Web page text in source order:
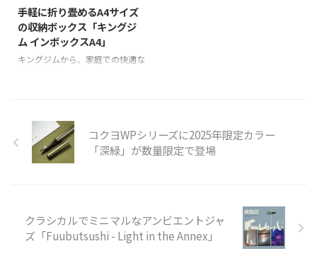
筆圧に応じて中芯を上下に動くよ
うにしたことで、筆記時のガリガ
リ感がクッション効果で軽減さ
れ、インクが安定して出るように
なりました。 極細ペンでもさら
色 商品概要 商品名 サラサナノ
0.38 ビ ...
手軽に折り畳めるA4サイズ
の収納ボックス「キングジ
ム インボックスA4」
キングジムから、家庭での快適な
の収納ボックス「インボックス
A4」を2022年3月30日(水)より発
売するということでご紹介。
サポートしたいという思いをブラ
ンド名に込め、2021年2月よりシ
リーズを展開しています。家庭で
コクヨWPシリーズに2025年限定カラー
「深緑」が数量限定で登場
クラシカルでミニマルなアンビエントジャ
ズ「Fuubutsushi - Light in the Annex」